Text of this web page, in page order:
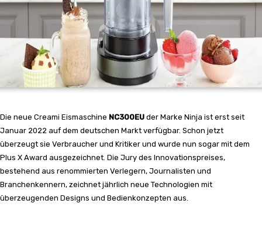
Die neue Creami Eismaschine NC300EU der Marke Ninja ist erst seit
Januar 2022 auf dem deutschen Markt verfügbar. Schon jetzt
überzeugt sie Verbraucher und Kritiker und wurde nun sogar mit dem
Plus X Award ausgezeichnet. Die Jury des Innovationspreises,
bestehend aus renommierten Verlegern, Journalisten und
Branchenkennern, zeichnet jährlich neue Technologien mit
überzeugenden Designs und Bedienkonzepten aus.